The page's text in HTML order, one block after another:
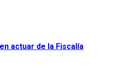
actuar de la Fiscalía